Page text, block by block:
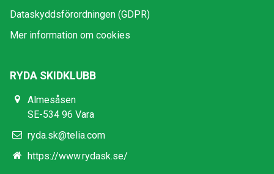
Dataskyddsförordningen (GDPR)
Mer information om cookies
RYDA SKIDKLUBB
Almesåsen
SE-534 96 Vara
ryda.sk@telia.com
https://www.rydask.se/